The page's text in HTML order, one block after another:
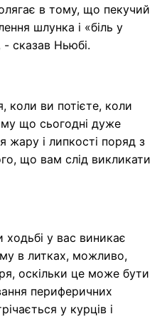
в тому, що пекучий
шлунка і «біль у
сказав Ньюбі.
ви потієте, коли
що сьогодні дуже
жару і липкості поряд з
що вам слід викликати
у вас виникає
в литках, можливо,
оскільки це може бути
периферичних
у курців і